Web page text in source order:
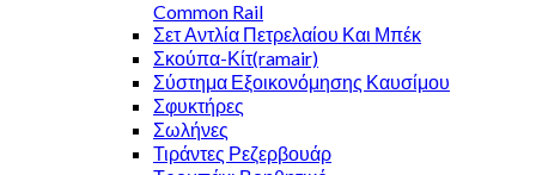
Common Rail
Σετ Αντλία Πετρελαίου Και Μπέκ
Σκούπα-Κίτ(ramair)
Σύστημα Εξοικονόμησης Καυσίμου
Σφυκτήρες
Σωλήνες
Τιράντες Ρεζερβουάρ